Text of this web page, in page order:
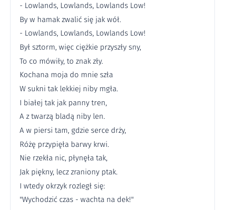
- Lowlands, Lowlands, Lowlands Low!
By w hamak zwalić się jak wół.
- Lowlands, Lowlands, Lowlands Low!
Był sztorm, więc ciężkie przyszły sny,
To co mówiły, to znak zły.
Kochana moja do mnie szła
W sukni tak lekkiej niby mgła.
I białej tak jak panny tren,
A z twarzą bladą niby len.
A w piersi tam, gdzie serce drży,
Różę przypięła barwy krwi.
Nie rzekła nic, płynęła tak,
Jak piękny, lecz zraniony ptak.
I wtedy okrzyk rozległ się:
"Wychodzić czas - wachta na dek!"